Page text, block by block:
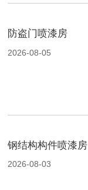
防盗门喷漆房
2026-08-05
钢结构构件喷漆房
2026-08-03